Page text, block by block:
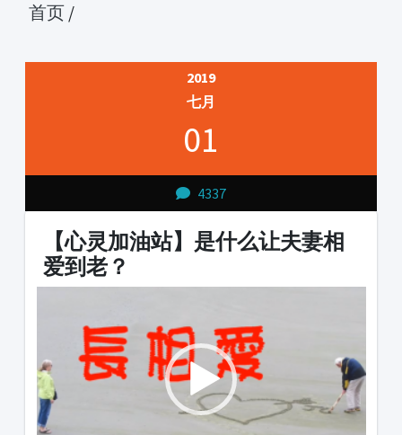
首页 /
2019
七月
01
4337
【心灵加油站】是什么让夫妻相
爱到老？